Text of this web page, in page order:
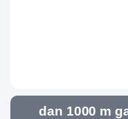
dan 1000 m